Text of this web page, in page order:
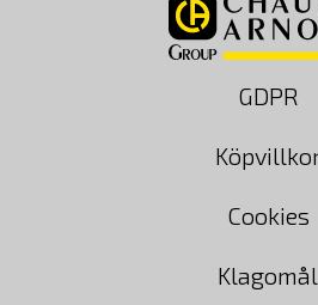
GDPR
Cookies
Klagomål